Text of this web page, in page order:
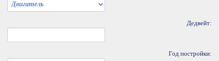
Дедвейт:
Год постройки: